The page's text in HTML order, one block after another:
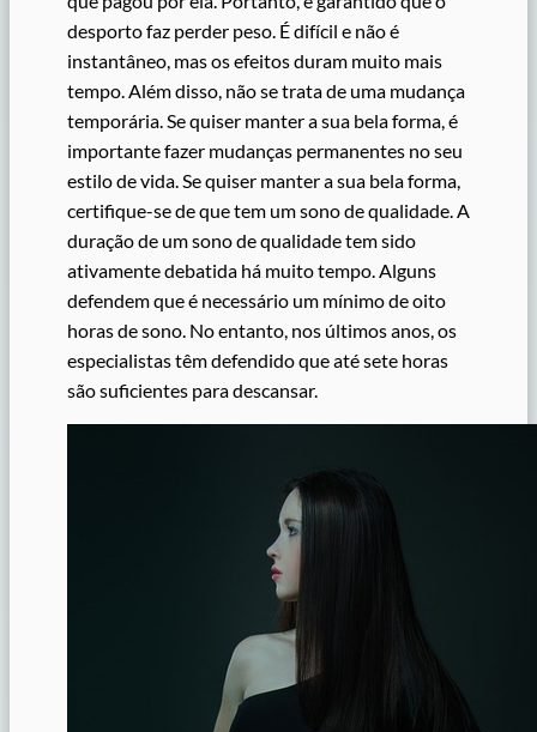
desporto faz perder peso. É difícil e não é
instantâneo, mas os efeitos duram muito mais
tempo. Além disso, não se trata de uma mudança
temporária. Se quiser manter a sua bela forma, é
importante fazer mudanças permanentes no seu
estilo de vida. Se quiser manter a sua bela forma,
certifique-se de que tem um sono de qualidade. A
duração de um sono de qualidade tem sido
ativamente debatida há muito tempo. Alguns
defendem que é necessário um mínimo de oito
horas de sono. No entanto, nos últimos anos, os
especialistas têm defendido que até sete horas
são suficientes para descansar.